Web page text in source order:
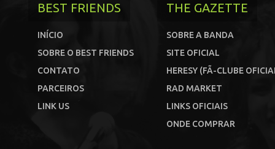
BEST FRIENDS
INÍCIO
SOBRE O BEST FRIENDS
CONTATO
PARCEIROS
LINK US
THE GAZETTE
SOBRE A BANDA
SITE OFICIAL
HERESY (FÃ-CLUBE
RAD MARKET
LINKS OFICIAIS
ONDE COMPRAR